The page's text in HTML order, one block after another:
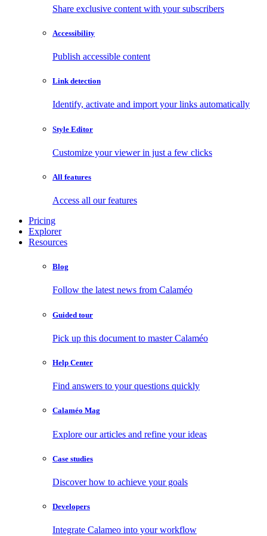
Share exclusive content with your subscribers
Accessibility
Publish accessible content
Link detection
Identify, activate and import your links automatically
Style Editor
Customize your viewer in just a few clicks
All features
Access all our features
Pricing
Explorer
Resources
Blog
Follow the latest news from Calaméo
Guided tour
Pick up this document to master Calaméo
Help Center
Find answers to your questions quickly
Calaméo Mag
Explore our articles and refine your ideas
Case studies
Discover how to achieve your goals
Developers
Integrate Calameo into your workflow